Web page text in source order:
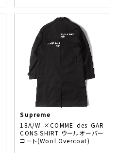
Supreme
18A/W ×COMME des GAR
CONS SHIRT ウールオーバー
コート(Wool Overcoat)